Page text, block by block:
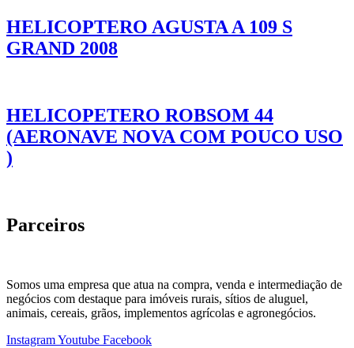
HELICOPTERO AGUSTA A 109 S
GRAND 2008
HELICOPETERO ROBSOM 44
(AERONAVE NOVA COM POUCO USO
)
Parceiros
Somos uma empresa que atua na compra, venda e intermediação de
negócios com destaque para imóveis rurais, sítios de aluguel,
animais, cereais, grãos, implementos agrícolas e agronegócios.
InstagramYoutube Facebook